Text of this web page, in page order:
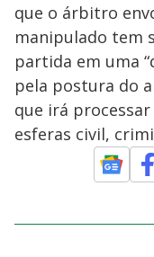
que o árbitro
manipulado tem
partida em uma
pela postura do
que irá
esferas civil,